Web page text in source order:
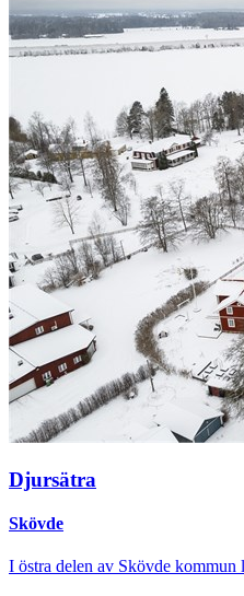
Djursätra
Skövde
I östra delen av Skövde kommun